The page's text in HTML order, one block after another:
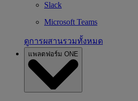
Slack
Microsoft Teams
ดูการผสานรวมทั้งหมด
แพลตฟอร์ม ONE